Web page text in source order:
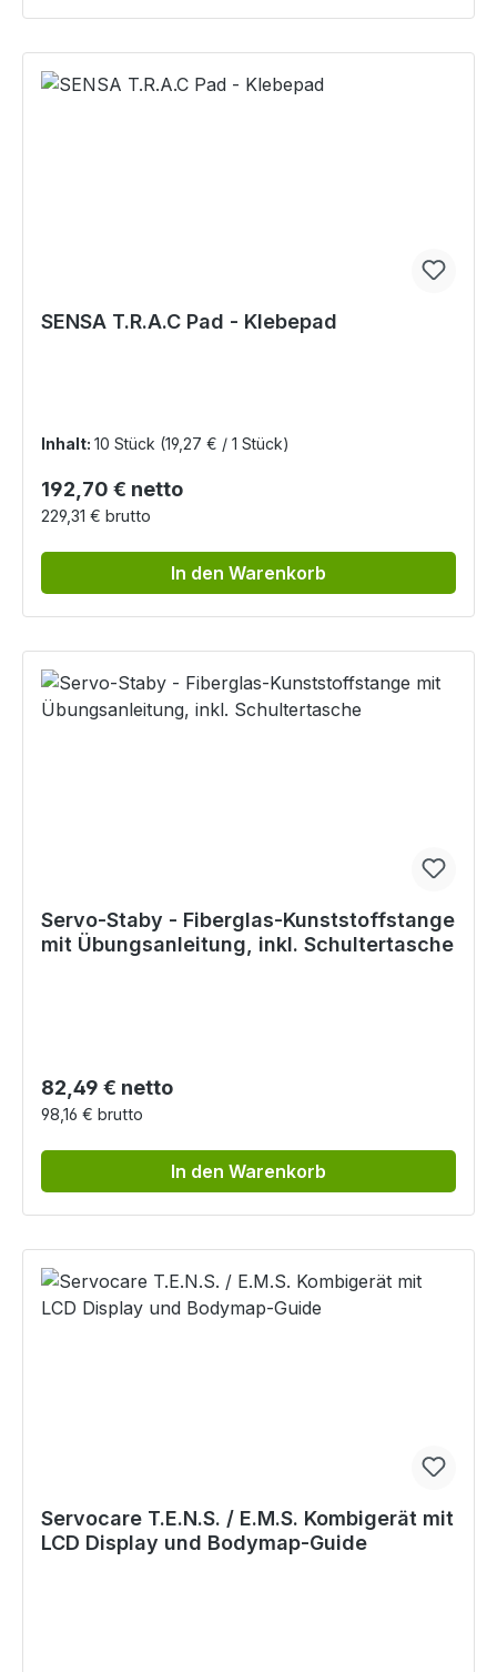
SENSA T.R.A.C Pad - Klebepad
Inhalt: 10 Stück (19,27 € / 1 Stück)
Regulärer Preis:
192,70 € netto
229,31 € brutto
In den Warenkorb
Servo-Staby - Fiberglas-Kunststoffstange
mit Übungsanleitung, inkl. Schultertasche
Regulärer Preis:
82,49 € netto
98,16 € brutto
In den Warenkorb
Servocare T.E.N.S. / E.M.S. Kombigerät mit
LCD Display und Bodymap-Guide